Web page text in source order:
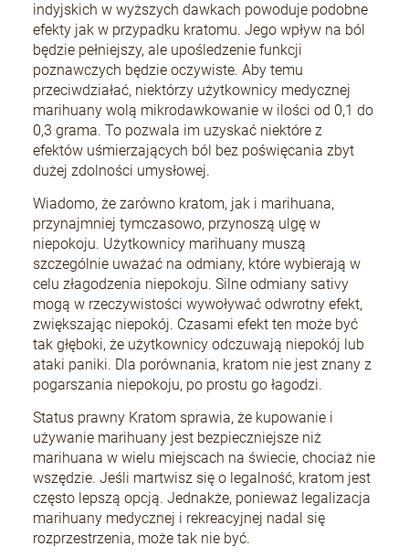
indyjskich w wyższych dawkach powoduje podobne
efekty jak w przypadku kratomu. Jego wpływ na ból
będzie pełniejszy, ale upośledzenie funkcji
poznawczych będzie oczywiste. Aby temu
przeciwdziałać, niektórzy użytkownicy medycznej
marihuany wolą mikrodawkowanie w ilości od 0,1 do
0,3 grama. To pozwala im uzyskać niektóre z
efektów uśmierzających ból bez poświęcania zbyt
dużej zdolności umysłowej.
Wiadomo, że zarówno kratom, jak i marihuana,
przynajmniej tymczasowo, przynoszą ulgę w
niepokoju. Użytkownicy marihuany muszą
szczególnie uważać na odmiany, które wybierają w
celu złagodzenia niepokoju. Silne odmiany sativy
mogą w rzeczywistości wywoływać odwrotny efekt,
zwiększając niepokój. Czasami efekt ten może być
tak głęboki, że użytkownicy odczuwają niepokój lub
ataki paniki. Dla porównania, kratom nie jest znany z
pogarszania niepokoju, po prostu go łagodzi.
Status prawny Kratom sprawia, że kupowanie i
używanie marihuany jest bezpieczniejsze niż
marihuana w wielu miejscach na świecie, chociaż nie
wszędzie. Jeśli martwisz się o legalność, kratom jest
często lepszą opcją. Jednakże, ponieważ legalizacja
marihuany medycznej i rekreacyjnej nadal się
rozprzestrzenia, może tak nie być.